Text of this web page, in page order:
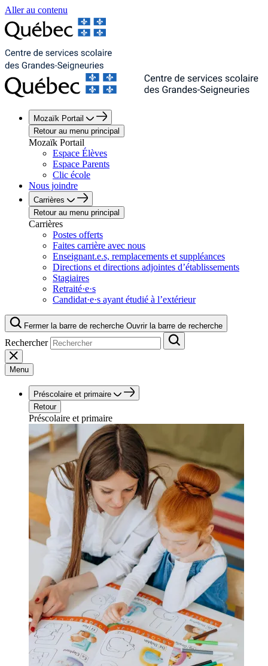
Aller au contenu
Mozaïk Portail
Retour au menu principal
Mozaïk Portail
Espace Élèves
Espace Parents
Clic école
Nous joindre
Carrières
Retour au menu principal
Carrières
Postes offerts
Faites carrière avec nous
Enseignant.e.s, remplacements et suppléances
Directions et directions adjointes d’établissements
Stagiaires
Retraité·e·s
Candidat·e·s ayant étudié à l’extérieur
Fermer la barre de recherche Ouvrir la barre de recherche
Rechercher
Menu
Préscolaire et primaire
Retour
Préscolaire et primaire